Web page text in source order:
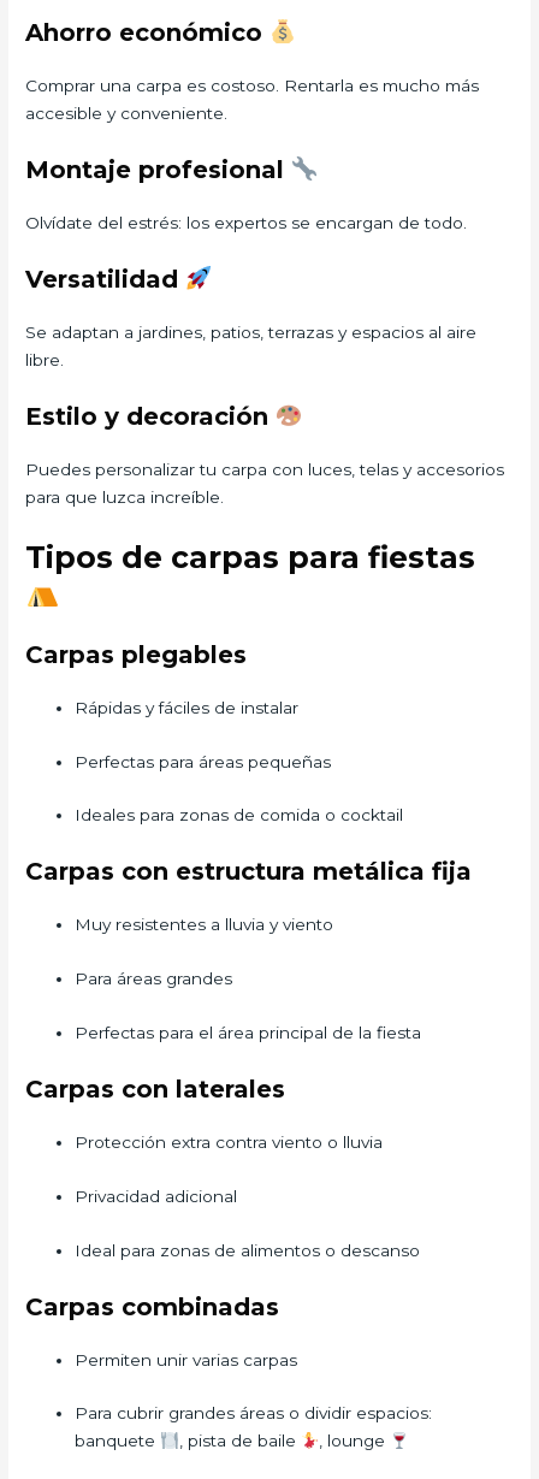
Ahorro económico
Comprar una carpa es costoso. Rentarla es mucho más
accesible y conveniente.
Montaje profesional
Olvídate del estrés: los expertos se encargan de todo.
Versatilidad
Se adaptan a jardines, patios, terrazas y espacios al aire
libre.
Estilo y decoración
Puedes personalizar tu carpa con luces, telas y accesorios
para que luzca increíble.
Tipos de carpas para fiestas
Carpas plegables
Rápidas y fáciles de instalar
Perfectas para áreas pequeñas
Ideales para zonas de comida o cocktail
Carpas con estructura metálica fija
Muy resistentes a lluvia y viento
Para áreas grandes
Perfectas para el área principal de la fiesta
Carpas con laterales
Protección extra contra viento o lluvia
Privacidad adicional
Ideal para zonas de alimentos o descanso
Carpas combinadas
Permiten unir varias carpas
Para cubrir grandes áreas o dividir espacios:
banquete
, pista de baile , lounge